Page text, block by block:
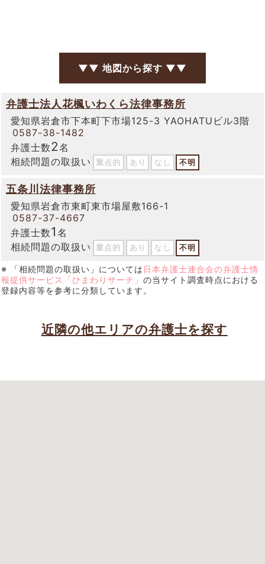
▼▼ 地図から探す ▼▼
弁護士法人花楓いわくら法律事務所
愛知県岩倉市下本町下市場125-3 YAOHATUビル3階
0587-38-1482
弁護士数2名
相続問題の取扱い
重点的 あり なし 不明
五条川法律事務所
愛知県岩倉市東町東市場屋敷166-1
0587-37-4667
弁護士数1 名
相続問題の取扱い
重点的 あり なし 不明
※ 「相続問題の取扱い」については 日本弁護士連合会の弁護士情
報提供サービス「ひまわりサーチ」 の当サイト調査時点における
登録内容等を参考に分類しています。
近隣の他エリアの弁護士を探す